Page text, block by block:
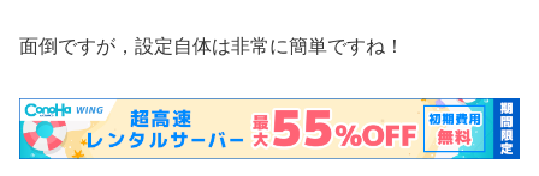
面倒ですが，設定自体は非常に簡単ですね！